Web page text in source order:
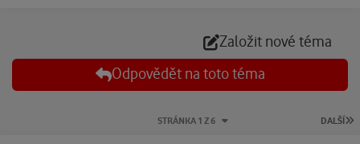
Založit nové téma
Odpovědět na toto téma
DALŠÍ
STRÁNKA 1 Z 6